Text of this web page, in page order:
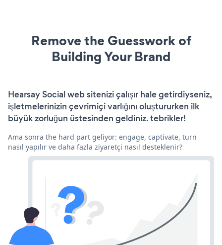
Remove the Guesswork of
Building Your Brand
Hearsay Social web sitenizi çalışır hale getirdiyseniz,
işletmelerinizin çevrimiçi varlığını oluştururken ilk
büyük zorluğun üstesinden geldiniz. tebrikler!
Ama sonra the hard part geliyor: engage, captivate, turn
nasıl yapılır ve daha fazla ziyaretçi nasıl desteklenir?